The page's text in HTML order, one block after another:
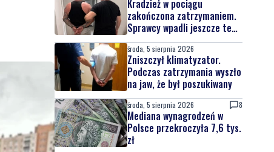
Kradzież w pociągu
zakończona zatrzymaniem.
Sprawcy wpadli jeszcze tego
samego dnia
środa, 5 sierpnia 2026
Zniszczył klimatyzator.
Podczas zatrzymania wyszło
na jaw, że był poszukiwany
środa, 5 sierpnia 2026 8
Mediana wynagrodzeń w
Polsce przekroczyła 7,6 tys.
zł